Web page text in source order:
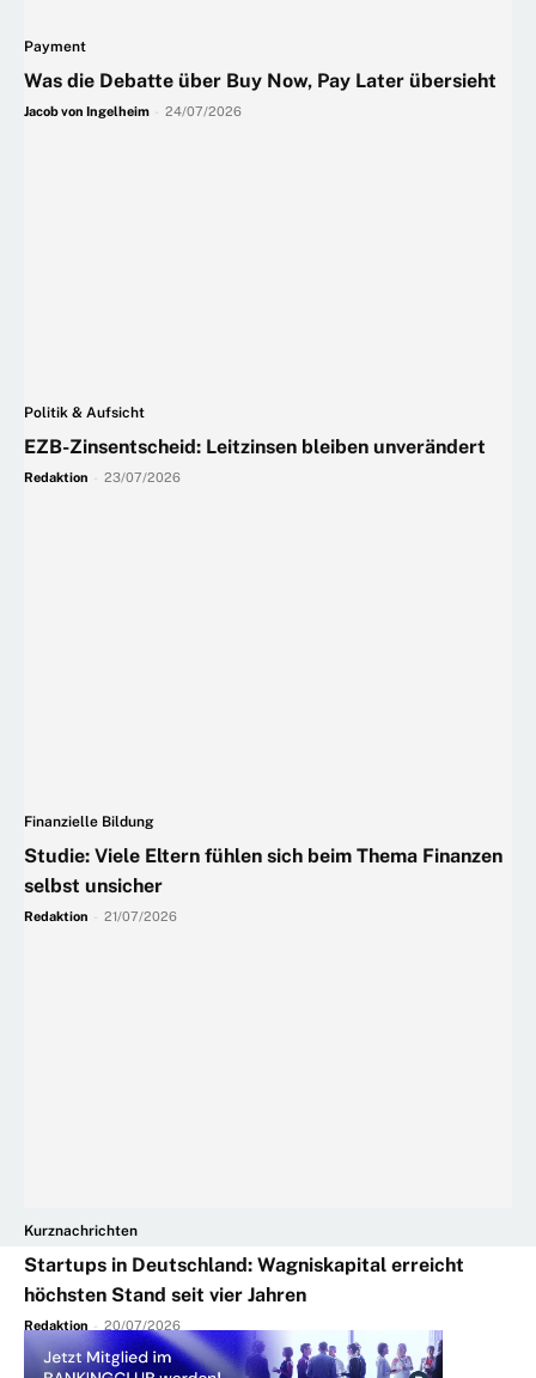
Payment
Was die Debatte über Buy Now, Pay Later übersieht
Jacob von Ingelheim 24/07/2026
Politik & Aufsicht
EZB-Zinsentscheid: Leitzinsen bleiben unverändert
Redaktion 23/07/2026
Finanzielle Bildung
Studie: Viele Eltern fühlen sich beim Thema Finanzen
selbst unsicher
Redaktion 21/07/2026
Kurznachrichten
Startups in Deutschland: Wagniskapital erreicht
höchsten Stand seit vier Jahren
Redaktion - 20/07/2026